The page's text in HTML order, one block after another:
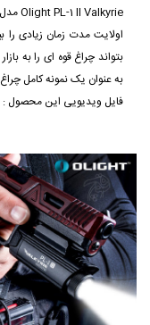
اولایت مدت زمان زیادی
بتواند چراغ قوه ای را به
به عنوان یک نمونه کامل
فایل ویدیویی این محصول :